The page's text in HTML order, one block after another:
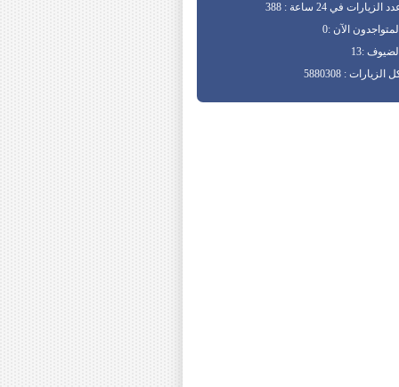
الزيارات في 24 ساعة : 388
الآن :0
:13
الزيارات : 5880308